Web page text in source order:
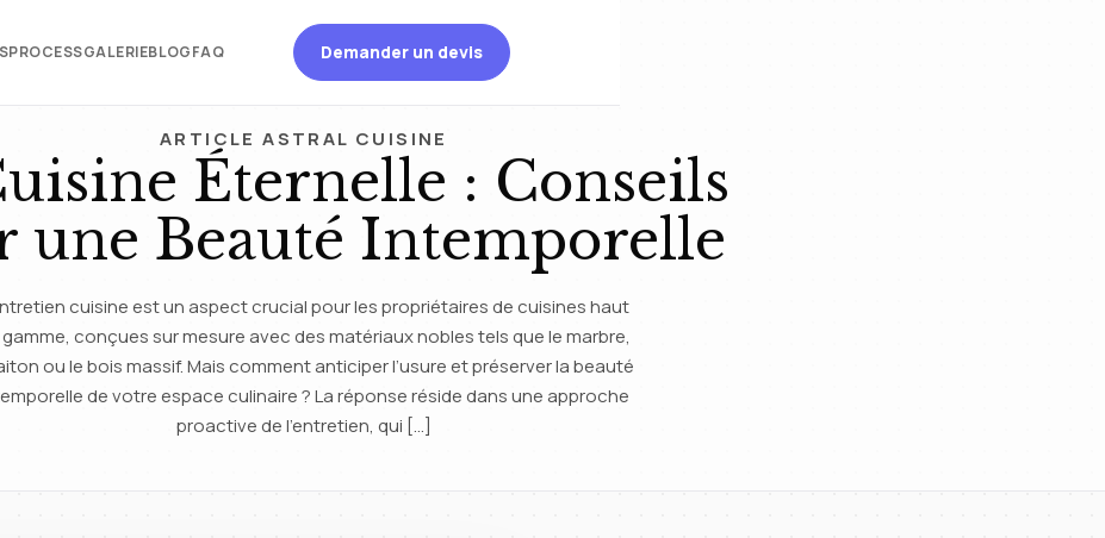
PROCESSGALERIEBLOGFAQ Demander un devis
ARTICLE ASTRAL CUISINE
Éternelle : Conseils
une Beauté Intemporelle
cuisine est un aspect crucial pour les propriétaires de cuisines haut
conçues sur mesure avec des matériaux nobles tels que le marbre,
ou le bois massif. Mais comment anticiper l’usure et préserver la beauté
de votre espace culinaire ? La réponse réside dans une approche
proactive de l’entretien, qui […]